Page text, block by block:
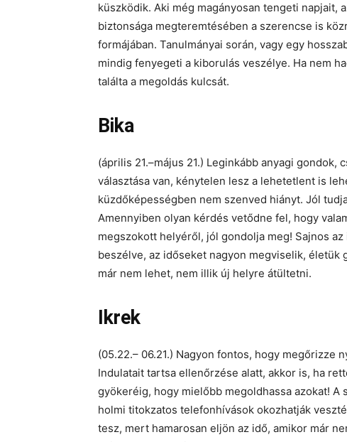
küszködik. Aki még magányosan tengeti napjait,
biztonsága megteremtésében a szerencse is
formájában. Tanulmányai során, vagy egy
mindig fenyegeti a kiborulás veszélye. Ha nem
találta a megoldás kulcsát.
Bika
(április 21.–május 21.) Leginkább anyagi
választása van, kénytelen lesz a lehetetlent is
küzdőképességben nem szenved hiányt. Jól
Amennyiben olyan kérdés vetődne fel, hogy
megszokott helyéről, jól gondolja meg! Sajnos
beszélve, az időseket nagyon megviselik,
már nem lehet, nem illik új helyre átültetni.
Ikrek
(05.22.– 06.21.) Nagyon fontos, hogy megőrizze
Indulatait tartsa ellenőrzése alatt, akkor is, ha
gyökeréig, hogy mielőbb megoldhassa azokat!
holmi titokzatos telefonhívások okozhatják
tesz, mert hamarosan eljön az idő, amikor már